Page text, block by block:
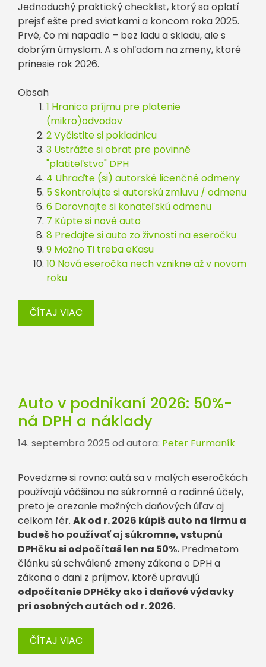
Jednoduchý praktický checklist, ktorý sa oplatí
prejsť ešte pred sviatkami a koncom roka 2025.
Prvé, čo mi napadlo – bez ladu a skladu, ale s
dobrým úmyslom. A s ohľadom na zmeny, ktoré
prinesie rok 2026.
Obsah
1 Hranica príjmu pre platenie
(mikro)odvodov
2 Vyčistite si pokladnicu
3 Ustrážte si obrat pre povinné
"platiteľstvo" DPH
4 Uhraďte (si) autorské licenčné odmeny
5 Skontrolujte si autorskú zmluvu / odmenu
6 Dorovnajte si konateľskú odmenu
7 Kúpte si nové auto
8 Predajte si auto zo živnosti na eseročku
9 Možno Ti treba eKasu
10 Nová eseročka nech vznikne až v novom
roku
ČÍTAJ VIAC
Auto v podnikaní 2026: 50%-
ná DPH a náklady
14. septembra 2025 od autora: Peter Furmaník
Povedzme si rovno: autá sa v malých eseročkách
používajú väčšinou na súkromné a rodinné účely,
preto je orezanie možných daňových úľav aj
celkom fér. Ak od r. 2026 kúpiš auto na firmu a
budeš ho používať aj súkromne, vstupnú
DPHčku si odpočítaš len na 50%. Predmetom
článku sú schválené zmeny zákona o DPH a
zákona o dani z príjmov, ktoré upravujú
odpočítanie DPHčky ako i daňové výdavky
pri osobných autách od r. 2026.
ČÍTAJ VIAC